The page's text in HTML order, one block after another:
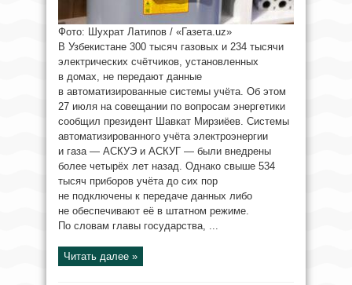
Фото: Шухрат Латипов / «Газета.uz»
В Узбекистане 300 тысяч газовых и 234 тысячи
электрических счётчиков, установленных
в домах, не передают данные
в автоматизированные системы учёта. Об этом
27 июля на совещании по вопросам энергетики
сообщил президент Шавкат Мирзиёев. Системы
автоматизированного учёта электроэнергии
и газа — АСКУЭ и АСКУГ — были внедрены
более четырёх лет назад. Однако свыше 534
тысяч приборов учёта до сих пор
не подключены к передаче данных либо
не обеспечивают её в штатном режиме.
По словам главы государства, ...
Читать далее »